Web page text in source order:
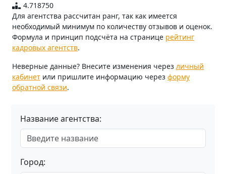
4.718750
Для агентства рассчитан ранг, так как имеется
необходимый минимум по количеству отзывов и оценок.
Формула и принцип подсчёта на странице рейтинг
кадровых агентств.
Неверные данные? Внесите изменения через личный
кабинет или пришлите информацию через форму
обратной связи.
Название агентства:
Город: